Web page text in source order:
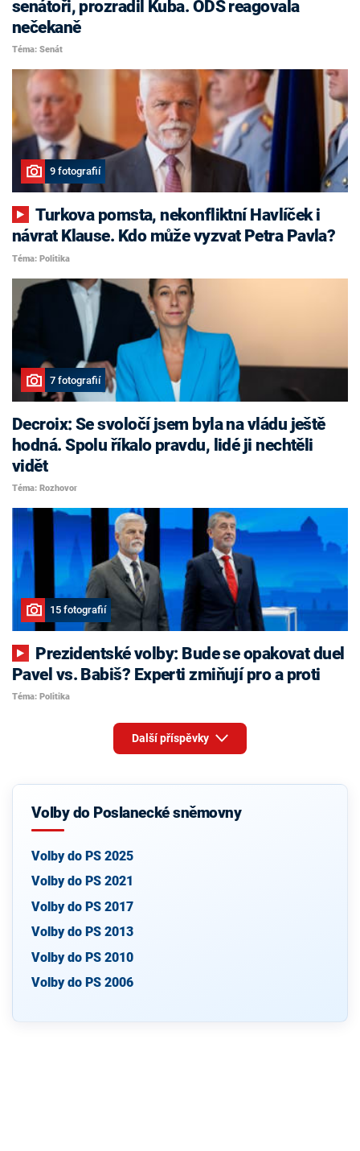
senátoři, prozradil Kuba. ODS reagovala
nečekaně
Téma: Senát
9 fotografií
Turkova pomsta, nekonfliktní Havlíček i
návrat Klause. Kdo může vyzvat Petra Pavla?
Téma: Politika
7 fotografií
Decroix: Se svoločí jsem byla na vládu ještě
hodná. Spolu říkalo pravdu, lidé ji nechtěli
vidět
Téma: Rozhovor
15 fotografií
Pavel vs. Babiš? Experti zmiňují pro a proti
Téma: Politika
Další příspěvky
Volby do Poslanecké sněmovny
Volby do PS 2025
Volby do PS 2021
Volby do PS 2017
Volby do PS 2013
Volby do PS 2010
Volby do PS 2006